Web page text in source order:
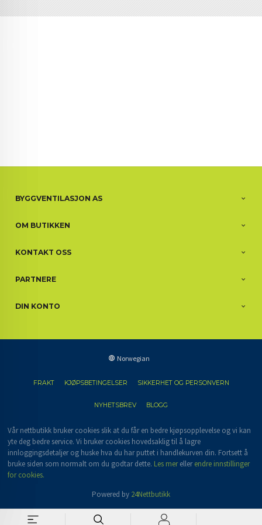
BYGGVENTILASJON AS
OM BUTIKKEN
KONTAKT OSS
PARTNERE
DIN KONTO
Norwegian
FRAKT KJØPSBETINGELSER SIKKERHET OG PERSONVERN
NYHETSBREV BLOGG
Vår nettbutikk bruker cookies slik at du får en bedre kjøpsopplevelse og vi kan
yte deg bedre service. Vi bruker cookies hovedsaklig til å lagre
innloggingsdetaljer og huske hva du har puttet i handlekurven din. Fortsett å
bruke siden som normalt om du godtar dette. Les merellerendre innstillinger
for cookies.
Powered by 24Nettbutikk